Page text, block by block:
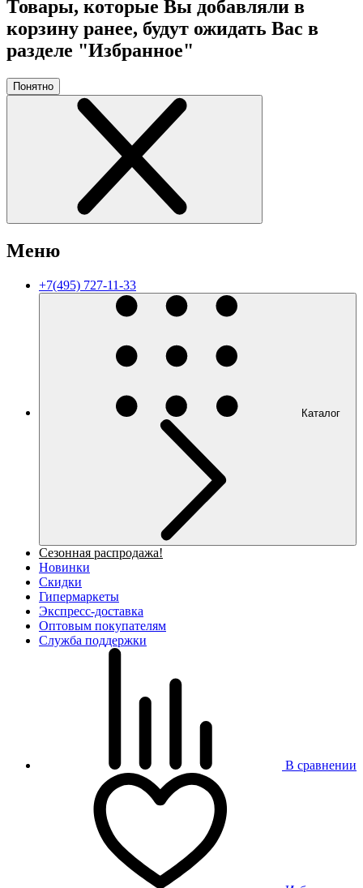
Товары, которые Вы добавляли в
корзину ранее, будут ожидать Вас в
разделе "Избранное"
Понятно
Меню
+7(495) 727-11-33
Каталог
Сезонная распродажа!
Новинки
Скидки
Гипермаркеты
Экспресс-доставка
Оптовым покупателям
Служба поддержки
В сравнении